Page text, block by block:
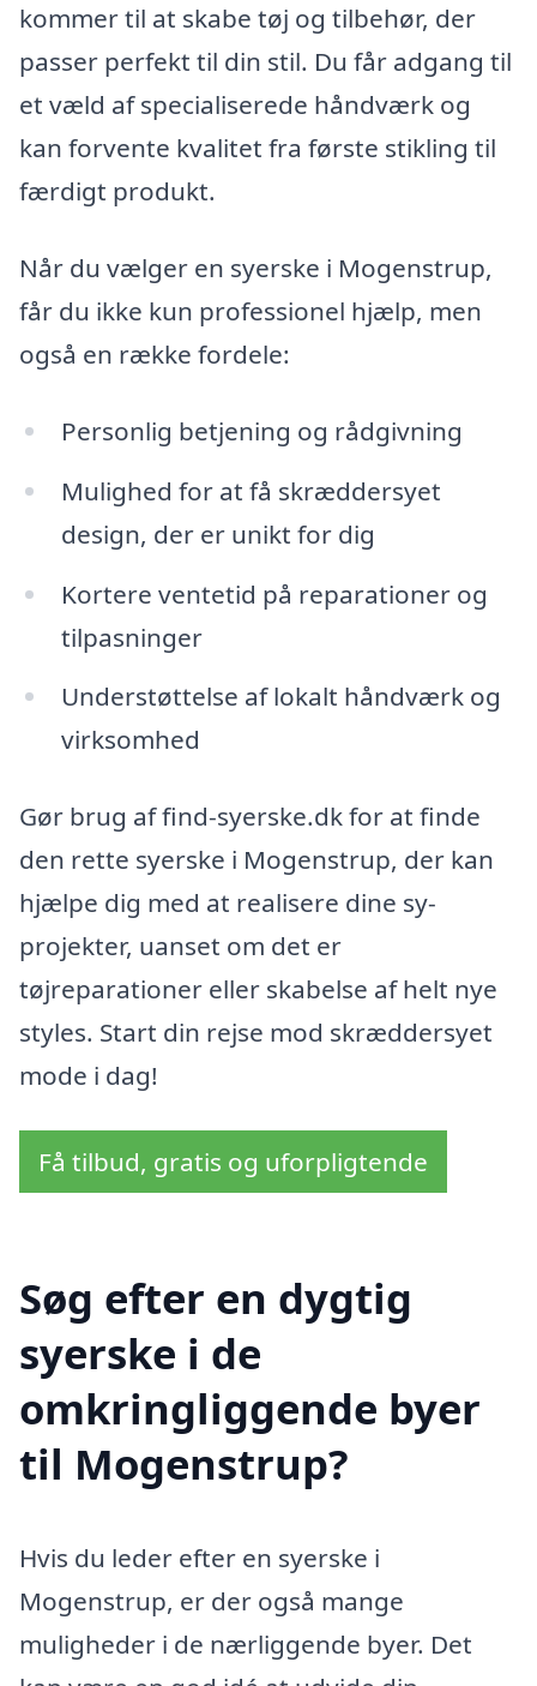
kommer til at skabe tøj og tilbehør, der
passer perfekt til din stil. Du får adgang til
et væld af specialiserede håndværk og
kan forvente kvalitet fra første stikling til
færdigt produkt.
Når du vælger en syerske i Mogenstrup,
får du ikke kun professionel hjælp, men
også en række fordele:
Personlig betjening og rådgivning
Mulighed for at få skræddersyet
design, der er unikt for dig
Kortere ventetid på reparationer og
tilpasninger
Understøttelse af lokalt håndværk og
virksomhed
Gør brug af find-syerske.dk for at finde
den rette syerske i Mogenstrup, der kan
hjælpe dig med at realisere dine sy-
projekter, uanset om det er
tøjreparationer eller skabelse af helt nye
styles. Start din rejse mod skræddersyet
mode i dag!
Få tilbud, gratis og uforpligtende
Søg efter en dygtig
syerske i de
omkringliggende byer
til Mogenstrup?
Hvis du leder efter en syerske i
Mogenstrup, er der også mange
muligheder i de nærliggende byer. Det